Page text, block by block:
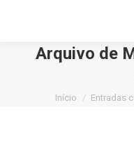
Arquivo de
Você está aqui:
Início Entradas